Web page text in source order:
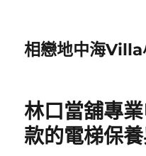
相戀地中海Villa
林口當舖專
款的電梯保